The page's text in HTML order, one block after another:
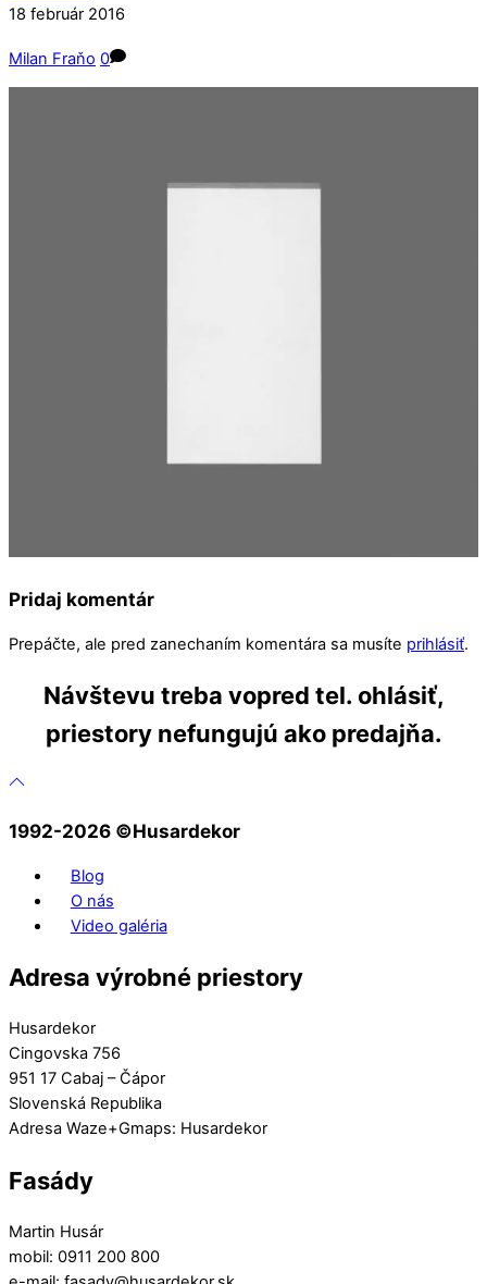
18 február 2016
Milan Fraňo 0
Pridaj komentár
Prepáčte, ale pred zanechaním komentára sa musíte prihlásiť.
Návštevu treba vopred tel. ohlásiť,
priestory nefungujú ako predajňa.
1992-2026 ©️Husardekor
Blog
O nás
Video galéria
Adresa výrobné priestory
Husardekor
Cingovska 756
951 17 Cabaj – Čápor
Slovenská Republika
Adresa Waze+Gmaps: Husardekor
Fasády
Martin Husár
mobil: 0911 200 800